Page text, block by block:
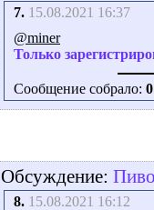
7. 15.08.2021 16:37
@miner
Только
Сообщение собрало: 0
Обсуждение:
8. 15.08.2021 16:12